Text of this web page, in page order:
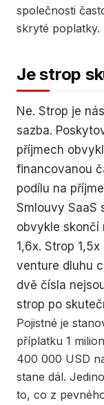
společnosti
skryté poplatky.
Je strop
Ne. Strop je
sazba.
příjmech
financovanou
podílu na
Smlouvy SaaS
obvykle skončí
1,6x. Strop
venture dluhu
dvě čísla
strop po
Pojistné je
příplatku 1
400 000 USD
stane dál.
to, co z